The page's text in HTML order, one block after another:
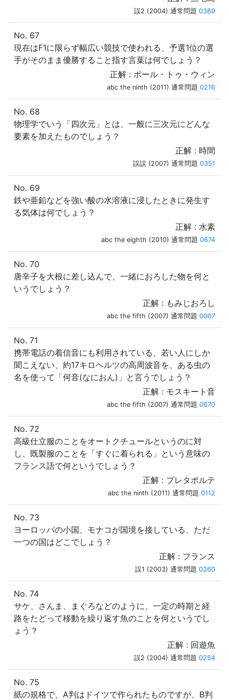
誤2 (2004) 通常問題 0389
No. 67
現在はF1に限らず幅広い競技で使われる、予選1位の選
手がそのまま優勝すること指す言葉は何でしょう？
正解 : ポール・トゥ・ウィン
abc the ninth (2011) 通常問題 0216
No. 68
物理学でいう「四次元」とは、一般に三次元にどんな
要素を加えたものでしょう？
正解 : 時間
誤誤 (2007) 通常問題 0351
No. 69
鉄や亜鉛などを強い酸の水溶液に浸したときに発生す
る気体は何でしょう？
正解 : 水素
abc the eighth (2010) 通常問題 0674
No. 70
唐辛子を大根に差し込んで、一緒におろした物を何と
いうでしょう？
正解 : もみじおろし
abc the fifth (2007) 通常問題 0007
No. 71
携帯電話の着信音にも利用されている、若い人にしか
聞こえない、約17キロヘルツの高周波音を、ある虫の
名を使って「何音(なにおん)」と言うでしょう？
正解 : モスキート音
abc the fifth (2007) 通常問題 0670
No. 72
高級仕立服のことをオートクチュールというのに対
し、既製服のことを「すぐに着られる」という意味の
フランス語で何というでしょう？
正解 : プレタポルテ
abc the ninth (2011) 通常問題 0112
No. 73
ヨーロッパの小国、モナコが国境を接している、ただ
一つの国はどこでしょう？
正解 : フランス
誤1 (2003) 通常問題 0260
No. 74
サケ、さんま、まぐろなどのように、一定の時期と経
路をたどって移動を繰り返す魚のことを何というでし
ょう？
正解 : 回遊魚
誤2 (2004) 通常問題 0254
No. 75
紙の規格で、A判はドイツで作られたものですが、B判